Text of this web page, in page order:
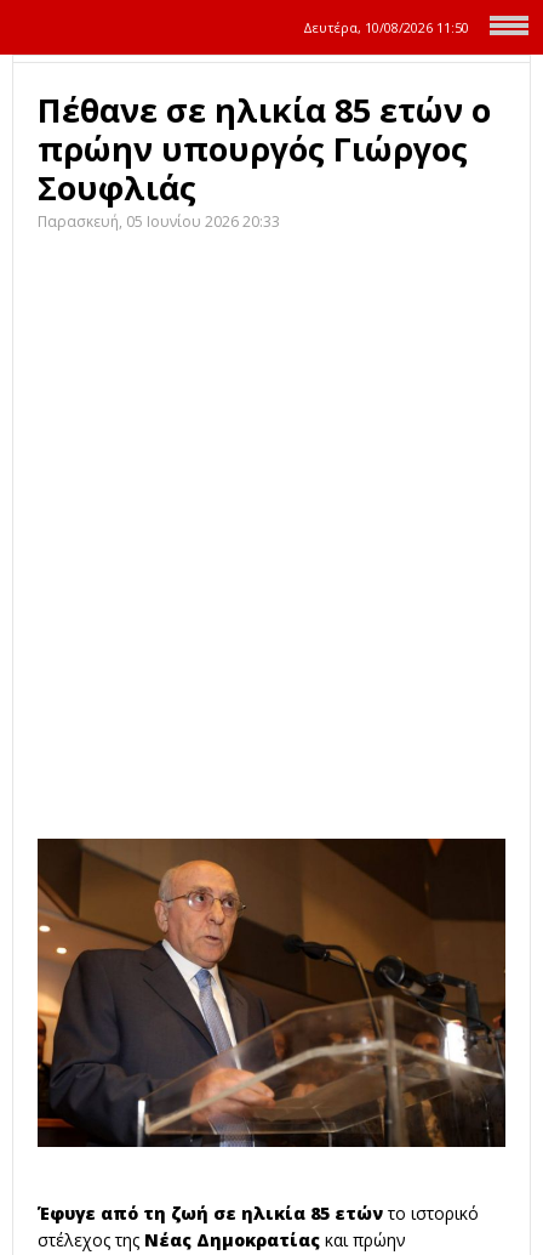
Δευτέρα, 10/08/2026 11:50
Πέθανε σε ηλικία 85 ετών ο
πρώην υπουργός Γιώργος
Σουφλιάς
Παρασκευή, 05 Ιουνίου 2026 20:33
Έφυγε από τη ζωή σε ηλικία 85 ετώντο ιστορικό
στέλεχος της Νέας Δημοκρατίας και πρώην